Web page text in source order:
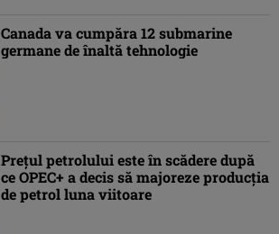
Canada va cumpăra 12 submarine
germane de înaltă tehnologie
Prețul petrolului este în scădere după
ce OPEC+ a decis să majoreze producția
de petrol luna viitoare